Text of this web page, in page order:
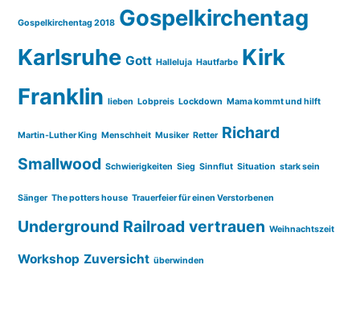
Gospelkirchentag 2018 Gospelkirchentag
Karlsruhe Gott Halleluja Hautfarbe Kirk
Franklin lieben Lobpreis Lockdown Mama kommt und hilft
Martin-Luther King Menschheit Musiker Retter Richard
Smallwood Schwierigkeiten Sieg Sinnflut Situation stark sein
Sänger The potters house Trauerfeier für einen Verstorbenen
Underground Railroad vertrauen Weihnachtszeit
Workshop Zuversicht überwinden